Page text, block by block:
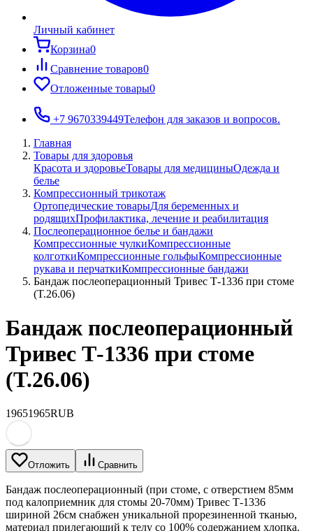
Личный кабинет
Корзина0
Сравнение товаров0
Отложенные товары0
+7 9670339449Телефон для заказов и вопросов.
Главная
Товары для здоровья
Красота и здоровьеТовары для медициныОдежда и
белье
Компрессионный трикотаж
Ортопедические товарыДля беременных и
родящихПрофилактика, лечение и реабилитация
Послеоперационное белье и бандажи
Компрессионные чулкиКомпрессионные
колготкиКомпрессионные гольфыКомпрессионные
рукава и перчаткиКомпрессионные бандажи
Бандаж послеоперационный Тривес Т-1336 при стоме
(T.26.06)
Бандаж послеоперационный
Тривес Т-1336 при стоме
(T.26.06)
19651965RUB
Отложить Сравнить
Бандаж послеоперационный (при стоме, с отверстием 85мм
под калоприемник для стомы 20-70мм) Тривес Т-1336
шириной 26см снабжен уникальной прорезиненной тканью,
материал прилегающий к телу со 100% содержанием хлопка.